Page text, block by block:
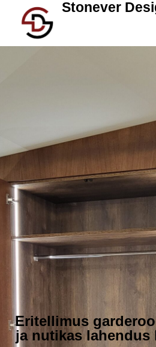
Stonever
Eritellimus
ja nutikas lahendus